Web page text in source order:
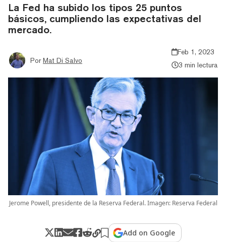
La Fed ha subido los tipos 25 puntos
básicos, cumpliendo las expectativas del
mercado.
Por Mat Di Salvo
Feb 1, 2023
3 min lectura
Jerome Powell, presidente de la Reserva Federal. Imagen: Reserva Federal
Add on Google